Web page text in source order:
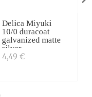
Delica Miyuki
10/0 duracoat
galvanized matte
silver
4,49 €